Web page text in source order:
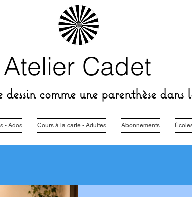
Atelier Cadet
comme une parenthèse dans
- Ados Cours à la carte - Adultes Abonnements